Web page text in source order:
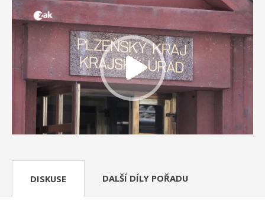
DISKUSE DALŠÍ DÍLY POŘADU